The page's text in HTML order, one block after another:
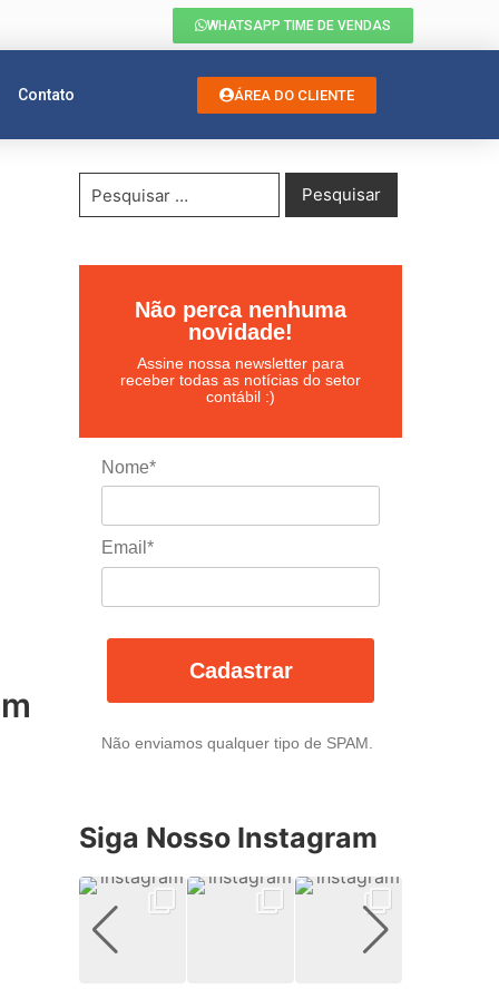
WHATSAPP TIME DE VENDAS
Contato ÁREA DO CLIENTE
Não perca nenhuma
novidade!
Assine nossa newsletter para
receber todas as notícias do setor
contábil :)
Nome*
Email*
Cadastrar
Não enviamos qualquer tipo de SPAM.
Siga Nosso Instagram